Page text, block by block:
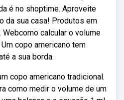
é no shoptime. Aproveite
da sua casa! Produtos em
calcular o volume
copo americano tem
a sua borda.
copo americano tradicional.
como medir o volume de um